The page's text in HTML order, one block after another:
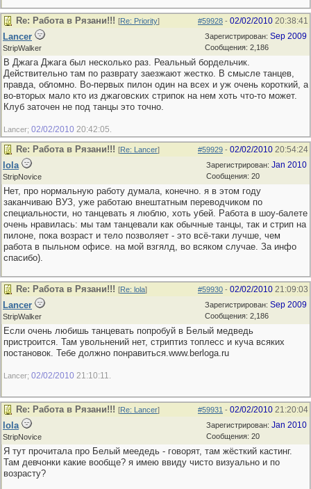
#59928 - 02/02/2010 20:38:41
Re: Работа в Рязани!!! [Re: Priority]
Зарегистрирован: Sep 2009
Сообщения: 2,186
Lancer
StripWalker
В Джага Джага был несколько раз. Реальный бордельчик.
Действительно там по разврату заезжают жестко. В смысле танцев,
правда, обломно. Во-первых пилон один на всех и уж очень короткий, а
во-вторых мало кто из джаговских стрипок на нем хоть что-то может.
Клуб заточен не под танцы это точно.
Lancer; 02/02/2010 20:42:05
#59929 - 02/02/2010 20:54:24
Re: Работа в Рязани!!! [Re: Lancer]
Зарегистрирован: Jan 2010
Сообщения: 20
lola
StripNovice
Нет, про нормальную работу думала, конечно. я в этом году
заканчиваю ВУЗ, уже работаю внештатным переводчиком по
специальности, но танцевать я люблю, хоть убей. Работа в шоу-балете
очень нравилась: мы там танцевали как обычные танцы, так и стрип на
пилоне, пока возраст и тело позволяет - это всё-таки лучше, чем
работа в пыльном офисе. на мой взгялд, во всяком случае. За инфо
спасибо).
#59930 - 02/02/2010 21:09:03
Re: Работа в Рязани!!! [Re: lola]
Зарегистрирован: Sep 2009
Сообщения: 2,186
Lancer
StripWalker
Если очень любишь танцевать попробуй в Белый медведь
пристроится. Там увольнений нет, стриптиз топлесс и куча всяких
постановок. Тебе должно понравиться.www.berloga.ru
Lancer; 02/02/2010 21:10:11
#59931 - 02/02/2010 21:20:04
Re: Работа в Рязани!!! [Re: Lancer]
Зарегистрирован: Jan 2010
Сообщения: 20
lola
StripNovice
Я тут прочитала про Белый меедедь - говорят, там жёсткий кастинг.
Там девчонки какие вообще? я имею ввиду чисто визуально и по
возрасту?